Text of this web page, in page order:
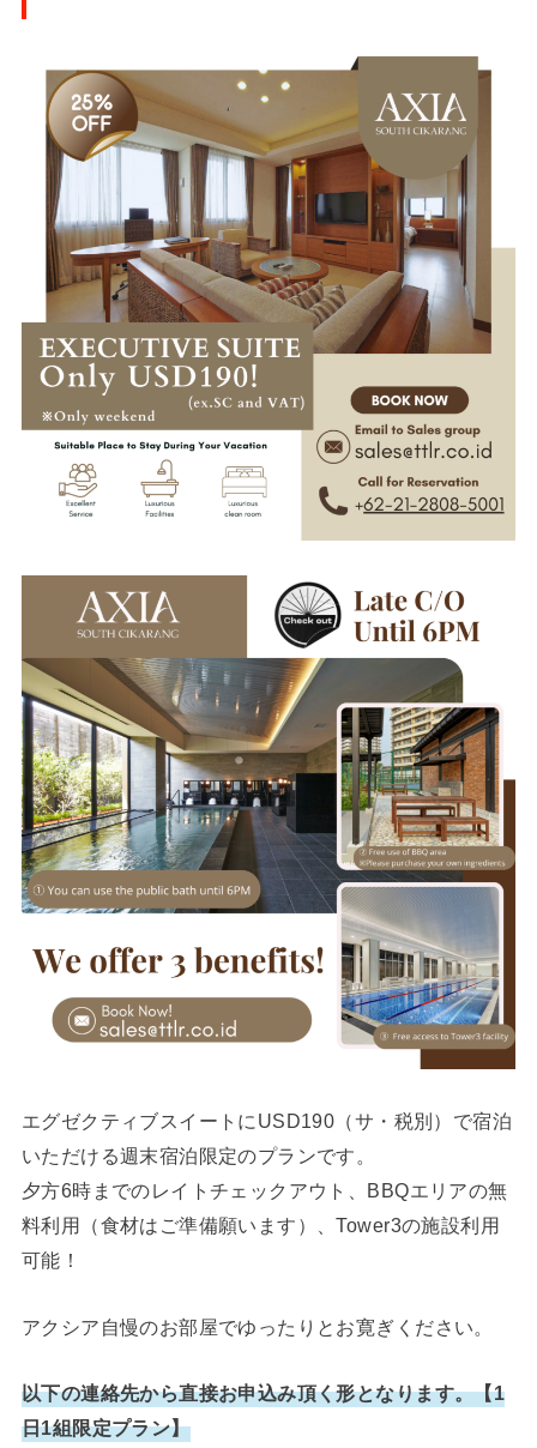
エグゼクティブスイートにUSD190（サ・税別）で宿泊
いただける週末宿泊限定のプランです。
夕方6時までのレイトチェックアウト、BBQエリアの無
料利用（食材はご準備願います）、Tower3の施設利用
可能！
アクシア自慢のお部屋でゆったりとお寛ぎください。
以下の連絡先から直接お申込み頂く形となります。【1
日1組限定プラン】